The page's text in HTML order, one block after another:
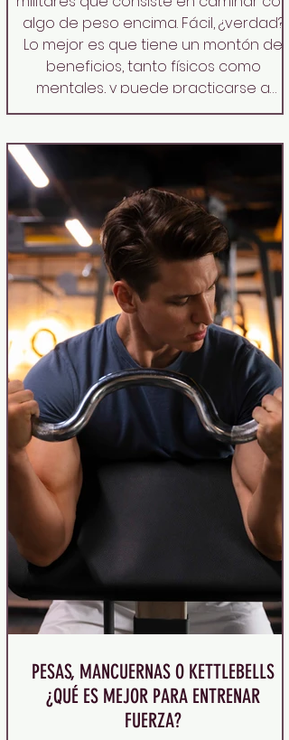
algo de peso encima. Fácil, ¿verdad?
Lo mejor es que tiene un montón de
beneficios, tanto físicos como
mentales, y puede practicarse a
cualquier edad. Vamos a analizarlo
Ruiz Utrilla If you enjoy walking, you’re
going to love rucking. This fitness
trend, inspired by military training, is all
about wal
PESAS, MANCUERNAS O KETTLEBELLS
¿QUÉ ES MEJOR PARA ENTRENAR
FUERZA?